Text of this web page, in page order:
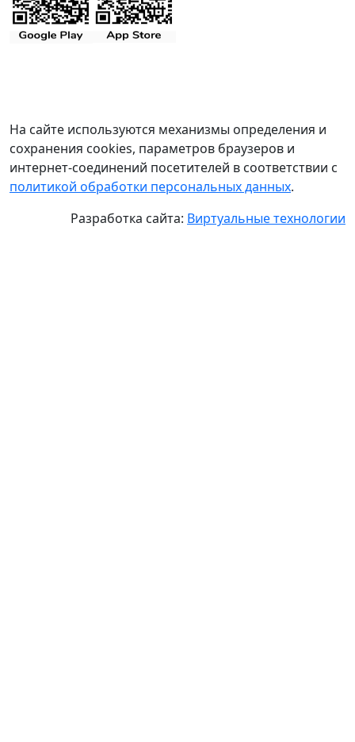
На сайте используются механизмы определения и
сохранения cookies, параметров браузеров и
интернет-соединений посетителей в соответствии с
политикой обработки персональных данных.
Разработка сайта: Виртуальные технологии